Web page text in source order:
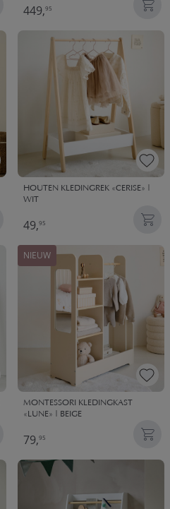
449,95
HOUTEN KLEDINGREK «CERISE» |
WIT
49,95
NIEUW
MONTESSORI KLEDINGKAST
«LUNE» | BEIGE
79,95